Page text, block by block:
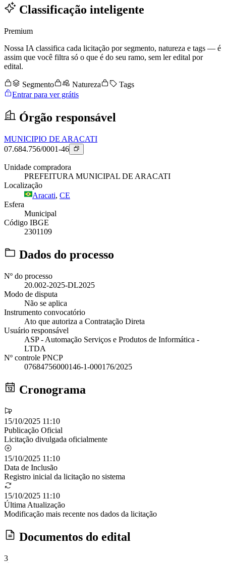
Classificação inteligente
Premium
Nossa IA classifica cada licitação por segmento, natureza e tags — é
assim que você filtra só o que é do seu ramo, sem ler edital por
edital.
Segmento Natureza
Tags
Entrar para ver grátis
Órgão responsável
MUNICIPIO DE ARACATI
07.684.756/0001-46
Unidade compradora
PREFEITURA MUNICIPAL DE ARACATI
Localização
Aracati, CE
Esfera
Municipal
Código IBGE
2301109
Dados do processo
Nº do processo
20.002-2025-DL2025
Modo de disputa
Não se aplica
Instrumento convocatório
Ato que autoriza a Contratação Direta
Usuário responsável
ASP - Automação Serviços e Produtos de Informática -
LTDA
Nº controle PNCP
07684756000146-1-000176/2025
Cronograma
15/10/2025 11:10
Publicação Oficial
Licitação divulgada oficialmente
15/10/2025 11:10
Data de Inclusão
Registro inicial da licitação no sistema
15/10/2025 11:10
Última Atualização
Modificação mais recente nos dados da licitação
Documentos do edital
3